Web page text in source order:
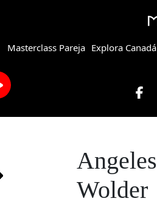
Masterclass Pareja Explora Canadá
Angeles
Wolder